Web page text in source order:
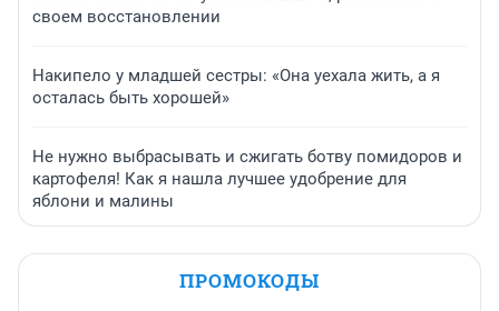
своем восстановлении
Накипело у младшей сестры: «Она уехала жить, а я
осталась быть хорошей»
Не нужно выбрасывать и сжигать ботву помидоров и
картофеля! Как я нашла лучшее удобрение для
яблони и малины
ПРОМОКОДЫ